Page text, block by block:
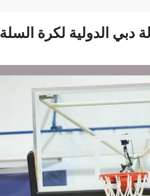
الدولية لكرة السلة